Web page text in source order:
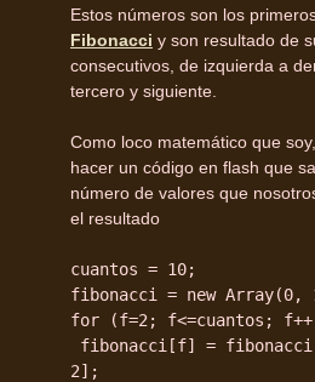
Estos números son los
Fibonacci y son resultado de
consecutivos, de izquierda a
tercero y siguiente.
Como loco matemático que
hacer un código en flash que
número de valores que
el resultado
cuantos = 10;
fibonacci = new Array(0,
for (f=2; f<=cuantos;
fibonacci[f] =
2];